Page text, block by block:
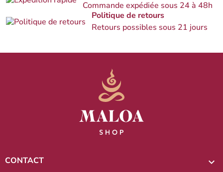
Commande expédiée sous 24 à 48h
Politique de retours
Retours possibles sous 21 jours
CONTACT 